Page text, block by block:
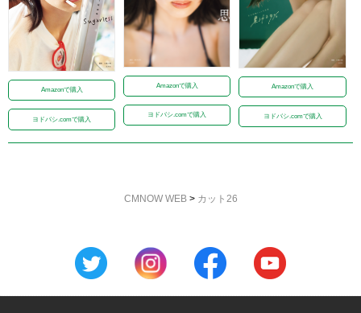
Amazonで購入
ヨドバシ.comで購入
Amazonで購入
ヨドバシ.comで購入
Amazonで購入
ヨドバシ.comで購入
CMNOW WEB> カット26